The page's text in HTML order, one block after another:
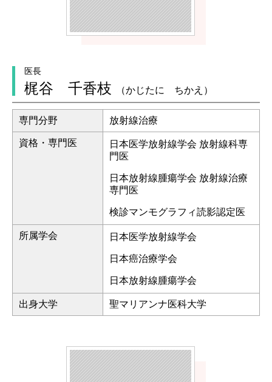
医長
梶谷 千香枝 （かじたに ちかえ）
専門分野 放射線治療
資格・専門医
日本医学放射線学会 放射線科専
門医
日本放射線腫瘍学会 放射線治療
専門医
検診マンモグラフィ読影認定医
所属学会 日本医学放射線学会
日本癌治療学会
日本放射線腫瘍学会
出身大学 聖マリアンナ医科大学